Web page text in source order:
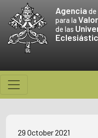
content
Agencia de
para la
de las
29 October 2021